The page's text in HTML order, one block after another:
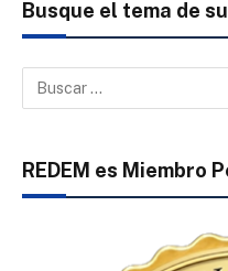
Busque el tema de
REDEM es Miembro